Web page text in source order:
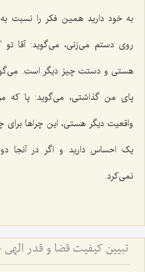
به خود دارید همین فکر را نسبت به
روى دستم مى‌زنى، مى‌گوید: آقا تو
هستی و دستت چیز دیگر است.
پاى من گذاشتى، مى‌گوید: پا که
واقعیت دیگر هستی، این چراها
یک احساس دارید و اگر در آنجا
نمى‌کرد.